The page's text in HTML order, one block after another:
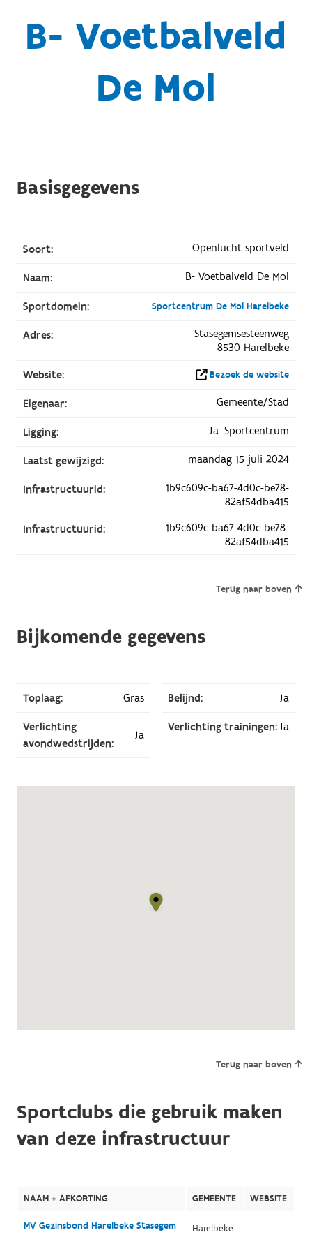
B- Voetbalveld
De Mol
Basisgegevens
Soort: Openlucht sportveld
Naam: B- Voetbalveld De Mol
Sportdomein: Sportcentrum De Mol Harelbeke
Adres:
Stasegemsesteenweg
8530 Harelbeke
Website:
Bezoek de website
Eigenaar: Gemeente/Stad
Ligging: Ja: Sportcentrum
Laatst gewijzigd: maandag 15 juli 2024
Infrastructuurid:
1b9c609c-ba67-4d0c-be78-
82af54dba415
Infrastructuurid:
1b9c609c-ba67-4d0c-be78-
82af54dba415
Terug naar boven
Bijkomende gegevens
Toplaag: Gras Belijnd: Ja
Verlichting
avondwedstrijden:
Ja
Verlichting trainingen: Ja
Terug naar boven
Sportclubs die gebruik maken
van deze infrastructuur
NAAM + AFKORTING GEMEENTE WEBSITE
MV Gezinsbond Harelbeke Stasegem Harelbeke